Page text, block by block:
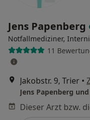
Jens Papenberg
Notfallmediziner,
11
Jakobstr. 9, Trier •
Jens Papenberg